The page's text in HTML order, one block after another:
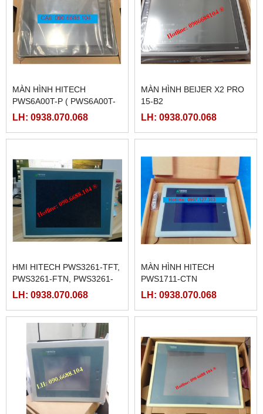
MÀN HÌNH HITECH
PWS6A00T-P ( PWS6A00T-
PE)
LH: 0938.070.068
MÀN HÌNH BEIJER X2 PRO
15-B2
LH: 0938.070.068
HMI HITECH PWS3261-TFT,
PWS3261-FTN, PWS3261-
DTN
LH: 0938.070.068
MÀN HÌNH HITECH
PWS1711-CTN
LH: 0938.070.068